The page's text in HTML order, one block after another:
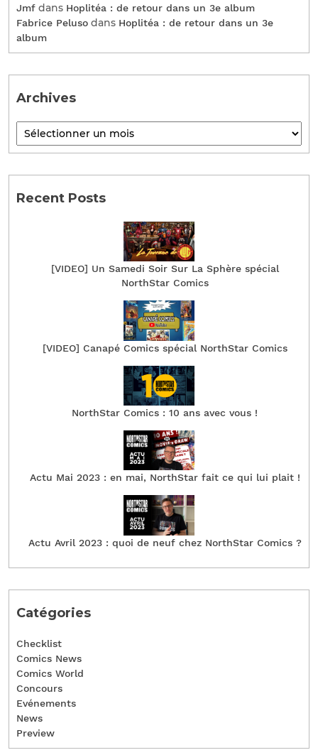
Jmf dans Hoplitéa : de retour dans un 3e album
Fabrice Peluso dans Hoplitéa : de retour dans un 3e
album
Archives
Recent Posts
[VIDEO] Un Samedi Soir Sur La Sphère spécial
NorthStar Comics
[VIDEO] Canapé Comics spécial NorthStar Comics
NorthStar Comics : 10 ans avec vous !
Actu Mai 2023 : en mai, NorthStar fait ce qui lui plait !
Actu Avril 2023 : quoi de neuf chez NorthStar Comics ?
Catégories
Checklist
Comics News
Comics World
Concours
Evénements
News
Preview